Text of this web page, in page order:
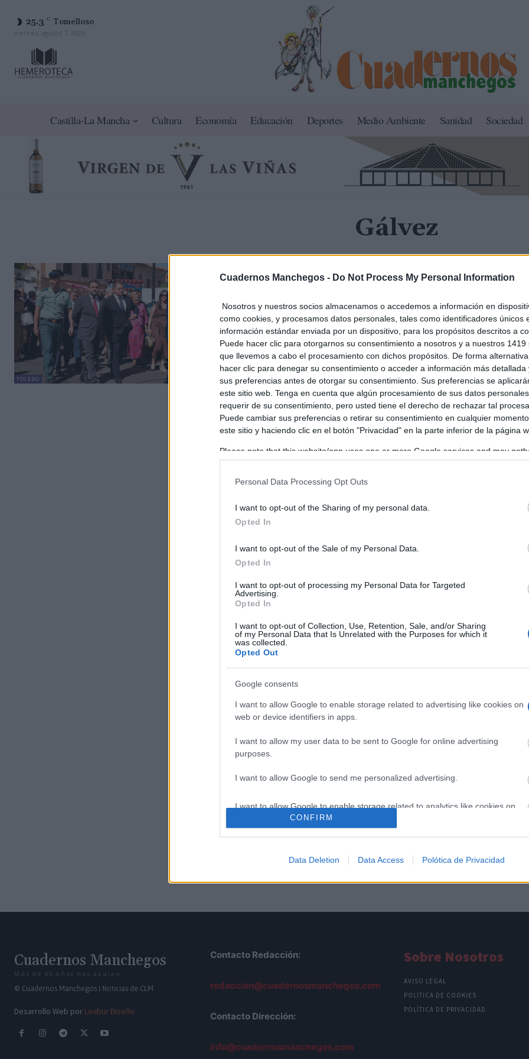
Cuadernos Manchegos - Do Not Process My Personal Information
Nosotros y nuestros socios almacenamos o accedemos a información en
como cookies, y procesamos datos personales, tales como identificadores únicos
información estándar enviada por un dispositivo, para los propósitos descritos a
Puede hacer clic para otorgarnos su consentimiento a nosotros y a nuestros 1419
que llevemos a cabo el procesamiento con dichos propósitos. De forma
hacer clic para denegar su consentimiento o acceder a información más detallada
sus preferencias antes de otorgar su consentimiento. Sus preferencias se
este sitio web. Tenga en cuenta que algún procesamiento de sus datos
requerir de su consentimiento, pero usted tiene el derecho de rechazar tal
Puede cambiar sus preferencias o retirar su consentimiento en cualquier
este sitio y haciendo clic en el botón "Privacidad" en la parte inferior de la página
Please note that this website/app uses one or more Google services and may
information including but not limited to your visit or usage behaviour. You may
deny consent to Google and its third-party tags to use your data for below specified
in below Google consent section.
Personal Data Processing Opt Outs
I want to opt-out of the Sharing of my personal data.
Opted In
I want to opt-out of the Sale of my Personal Data.
Opted In
I want to opt-out of processing my Personal Data for Targeted
Advertising.
Opted In
I want to opt-out of Collection, Use, Retention, Sale, and/or Sharing
of my Personal Data that Is Unrelated with the Purposes for which it
was collected.
Opted Out
Google consents
I want to allow Google to enable storage related to advertising like cookies on
web or device identifiers in apps.
I want to allow my user data to be sent to Google for online advertising
purposes.
I want to allow Google to send me personalized advertising.
I want to allow Google to enable storage related to analytics like cookies on
web or device identifiers in apps.
I want to allow Google to enable storage related to personalization.
CONFIRM
Data Deletion Data Access Polótica de Privacidad
25.3 C Tomelloso
viernes, agosto 7, 2026
Castilla-La Mancha Cultura Economía Educación Deportes Medio Ambiente Sanidad Sociedad
Gálvez
TOLEDO
Núñez denuncia que el gobierno socialista
C. Manchegos - 28/08/2025
El presidente del Partido Popular de Castilla-La Mancha, Paco Núñez, ha
denunciado este jueves que el gobierno socialista de la región “vive de
espaldas”...
Cuadernos Manchegos
Más de 45 Años nos avalan
© Cuadernos Manchegos | Noticias de CLM
Desarrollo Web por Leubur Diseño
Contacto Redacción:
redaccion@cuadernosmanchegos.com
Contacto Dirección:
info@cuadernosmanchegos.com
Sobre Nosotros
AVISO LEGAL
POLÍTICA DE COOKIES
POLÍTICA DE PRIVACIDAD